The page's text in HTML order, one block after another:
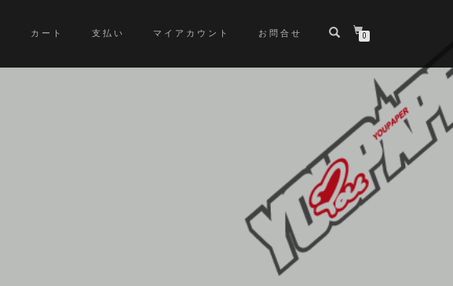
カート 支払い マイアカウント お問合せ 0